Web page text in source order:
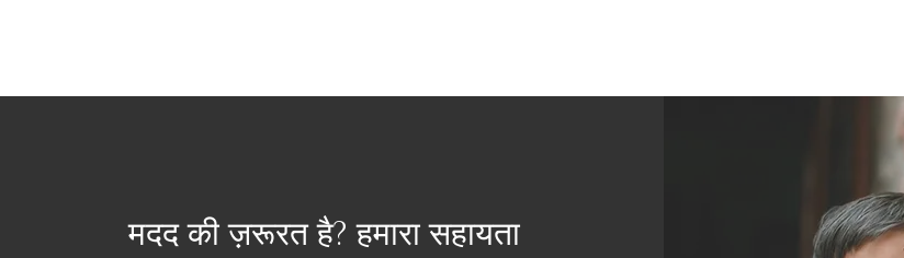
मदद की ज़रूरत है? हमारा सहायता